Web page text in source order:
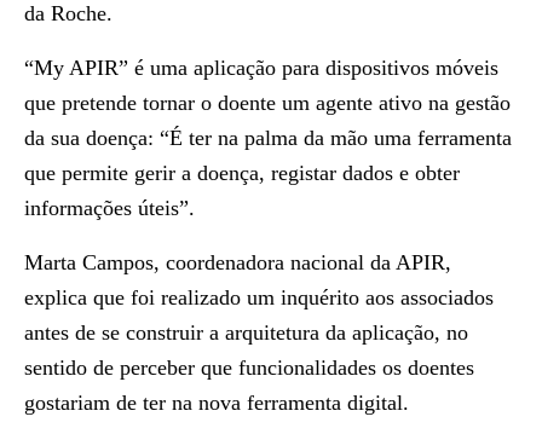
da Roche.
“My APIR” é uma aplicação para dispositivos móveis
que pretende tornar o doente um agente ativo na gestão
da sua doença: “É ter na palma da mão uma ferramenta
que permite gerir a doença, registar dados e obter
informações úteis”.
Marta Campos, coordenadora nacional da APIR,
explica que foi realizado um inquérito aos associados
antes de se construir a arquitetura da aplicação, no
sentido de perceber que funcionalidades os doentes
gostariam de ter na nova ferramenta digital.